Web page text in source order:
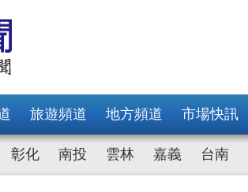
旅遊頻道 地方頻道 市場快訊
彰化 南投 雲林 嘉義 台南